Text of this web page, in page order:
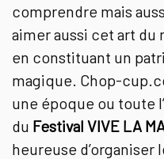
comprendre mais
aimer aussi cet art
en constituant un
magique. Chop-
une époque ou toute
du Festival VIVE LA
heureuse d’organiser